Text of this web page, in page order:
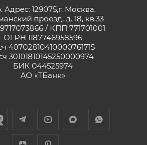
Адрес: 129075,г. Москва,
проезд, д. 18, кв.33
/ КПП 771701001
ОГРН 1187746958596
40702810410000761715
30101810145250000974
БИК 044525974
АО «ТБанк»